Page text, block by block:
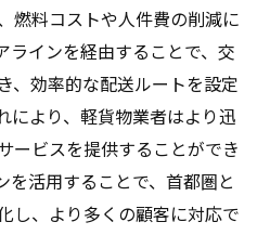
燃料コストや人件費の削減に
ラインを経由することで、交
、効率的な配送ルートを設定
により、軽貨物業者はより迅
ービスを提供することができ
を活用することで、首都圏と
し、より多くの顧客に対応で